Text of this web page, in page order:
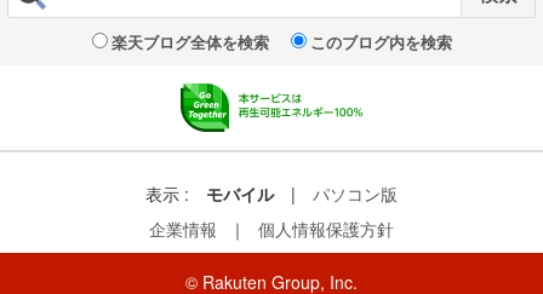
楽天ブログ全体を検索 このブログ内を検索
表示 : モバイル |
パソコン版
企業情報
｜ 個人情報保護方針
© Rakuten Group, Inc.